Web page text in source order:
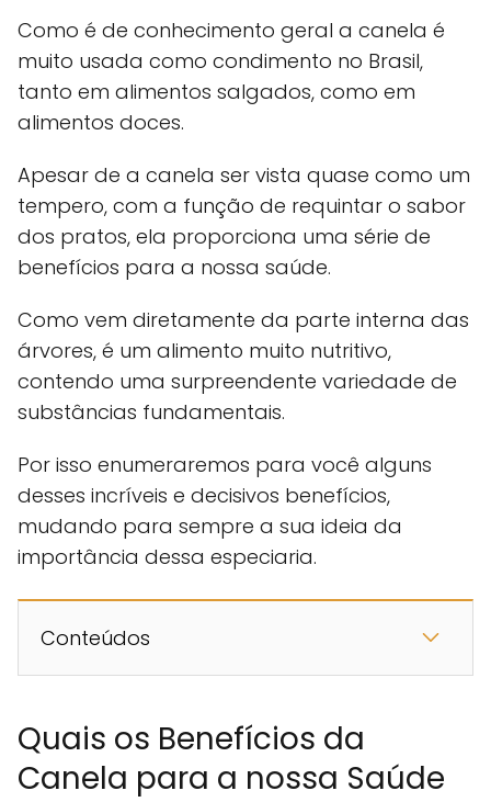
Como é de conhecimento geral a canela é
muito usada como condimento no Brasil,
tanto em alimentos salgados, como em
alimentos doces.
Apesar de a canela ser vista quase como um
tempero, com a função de requintar o sabor
dos pratos, ela proporciona uma série de
benefícios para a nossa saúde.
Como vem diretamente da parte interna das
árvores, é um alimento muito nutritivo,
contendo uma surpreendente variedade de
substâncias fundamentais.
Por isso enumeraremos para você alguns
desses incríveis e decisivos benefícios,
mudando para sempre a sua ideia da
importância dessa especiaria.
Conteúdos
Quais os Benefícios da
Canela para a nossa Saúde